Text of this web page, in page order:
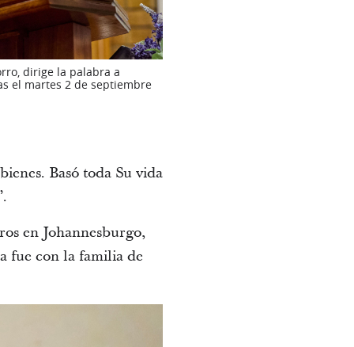
dirige la palabra a
el martes 2 de septiembre
Basó toda Su vida
en Johannesburgo,
fue con la familia de